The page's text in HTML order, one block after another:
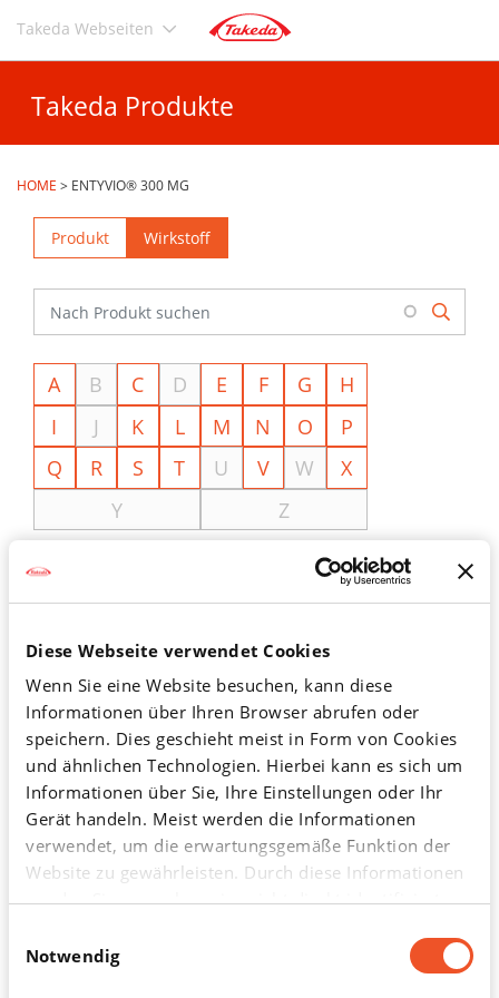
Diese Webseite verwendet Cookies
Wenn Sie eine Website besuchen, kann diese
Informationen über Ihren Browser abrufen oder
speichern. Dies geschieht meist in Form von Cookies
und ähnlichen Technologien. Hierbei kann es sich um
Informationen über Sie, Ihre Einstellungen oder Ihr
Gerät handeln. Meist werden die Informationen
verwendet, um die erwartungsgemäße Funktion der
Website zu gewährleisten. Durch diese Informationen
werden Sie normalerweise nicht direkt identifiziert.
Erlebnis geboten werden. Da wir Ihr Recht auf
Notwendig
Direkt
Takeda Webseiten
Takeda Produkte
HOME > ENTYVIO® 300 MG
Produkt Wirkstoff
A B C D E F G
H
I
J K L M N O
P
Q
R S T U V W
X
Y
Z
Für Fachkreise
Diese Inhalte sind zum Teil geschützt und können nur von
medizinischen Fachkreisen nach Heilmittelgewerbegesetz
§10 eingesehen werden. Bitte melden Sie sich an oder
erstellen Sie einen neuen Account.
Anmeldung und Registrierung
ODER